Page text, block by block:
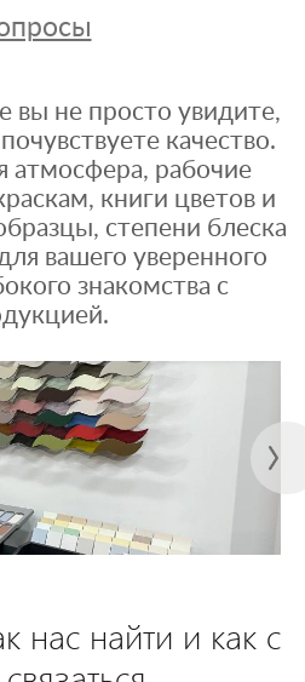
не просто увидите,
качество.
атмосфера, рабочие
книги цветов и
степени блеска
вашего уверенного
знакомства с
нас найти и как с